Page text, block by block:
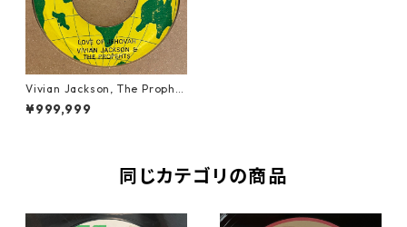
Vivian Jackson, The Prophe
ts - Love Of Jehovah【7-215
36】
¥999,999
同じカテゴリの商品